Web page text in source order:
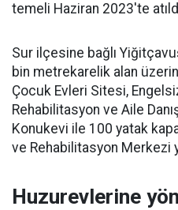
temeli Haziran 2023'te
Sur ilçesine bağlı
bin metrekarelik alan
Çocuk Evleri Sitesi,
Rehabilitasyon ve Aile
Konukevi ile 100 yatak
ve Rehabilitasyon Merkezi
Huzurevlerine